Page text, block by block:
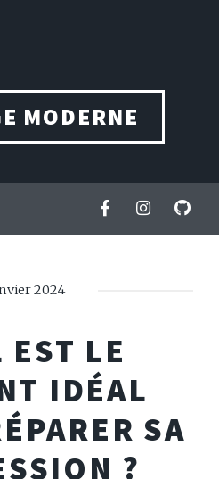
MODERNE
2024
EST LE
IDÉAL
SA
?